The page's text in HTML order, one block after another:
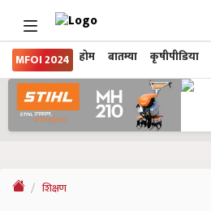
MFOI 2024 होम बातम्या कृषीपीडिया
शिक्षण